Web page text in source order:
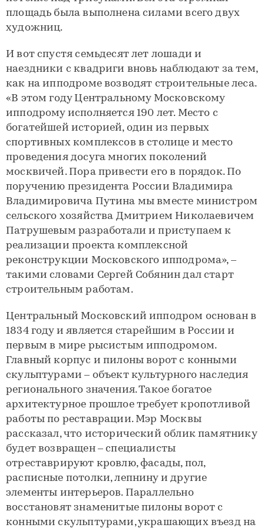
площадь была выполнена силами всего двух
художниц.
И вот спустя семьдесят лет лошади и
наездники с квадриги вновь наблюдают за тем,
как на ипподроме возводят строительные леса.
«В этом году Центральному Московскому
ипподрому исполняется 190 лет. Место с
богатейшей историей, один из первых
спортивных комплексов в столице и место
проведения досуга многих поколений
москвичей. Пора привести его в порядок. По
поручению президента России Владимира
Владимировича Путина мы вместе министром
сельского хозяйства Дмитрием Николаевичем
Патрушевым разработали и приступаем к
реализации проекта комплексной
реконструкции Московского ипподрома», –
такими словами Сергей Собянин дал старт
строительным работам.
Центральный Московский ипподром основан в
1834 году и является старейшим в России и
первым в мире рысистым ипподромом.
Главный корпус и пилоны ворот с конными
скульптурами – объект культурного наследия
регионального значения. Такое богатое
архитектурное прошлое требует кропотливой
работы по реставрации. Мэр Москвы
рассказал, что исторический облик памятнику
будет возвращен – специалисты
отреставрируют кровлю, фасады, пол,
расписные потолки, лепнину и другие
элементы интерьеров. Параллельно
восстановят знаменитые пилоны ворот с
конными скульптурами, украшающих въезд на